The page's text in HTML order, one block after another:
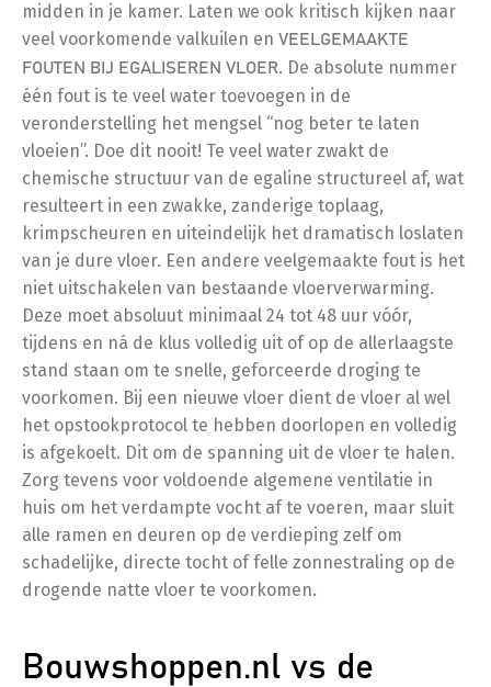
midden in je kamer. Laten we ook kritisch kijken naar
veel voorkomende valkuilen en VEELGEMAAKTE
FOUTEN BIJ EGALISEREN VLOER. De absolute nummer
één fout is te veel water toevoegen in de
veronderstelling het mengsel “nog beter te laten
vloeien”. Doe dit nooit! Te veel water zwakt de
chemische structuur van de egaline structureel af, wat
resulteert in een zwakke, zanderige toplaag,
krimpscheuren en uiteindelijk het dramatisch loslaten
van je dure vloer. Een andere veelgemaakte fout is het
niet uitschakelen van bestaande vloerverwarming.
Deze moet absoluut minimaal 24 tot 48 uur vóór,
tijdens en ná de klus volledig uit of op de allerlaagste
stand staan om te snelle, geforceerde droging te
voorkomen. Bij een nieuwe vloer dient de vloer al wel
het opstookprotocol te hebben doorlopen en volledig
is afgekoelt. Dit om de spanning uit de vloer te halen.
Zorg tevens voor voldoende algemene ventilatie in
huis om het verdampte vocht af te voeren, maar sluit
alle ramen en deuren op de verdieping zelf om
schadelijke, directe tocht of felle zonnestraling op de
drogende natte vloer te voorkomen.
Bouwshoppen.nl vs de